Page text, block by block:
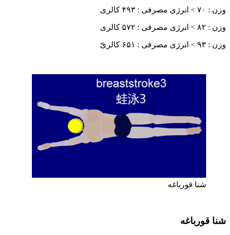
وزن : ۷۰ > انرژی مصرفی : ۴۹۳ کالری
وزن : ۸۲ > انرژی مصرفی : ۵۷۲ کالری
وزن : ۹۳ > انرژی مصرفی : ۶۵۱ کالریّ
شنا قورباغه
شنا قورباغه